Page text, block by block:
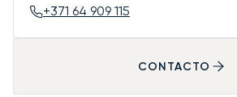
+371 64 909 115
CONTACTO